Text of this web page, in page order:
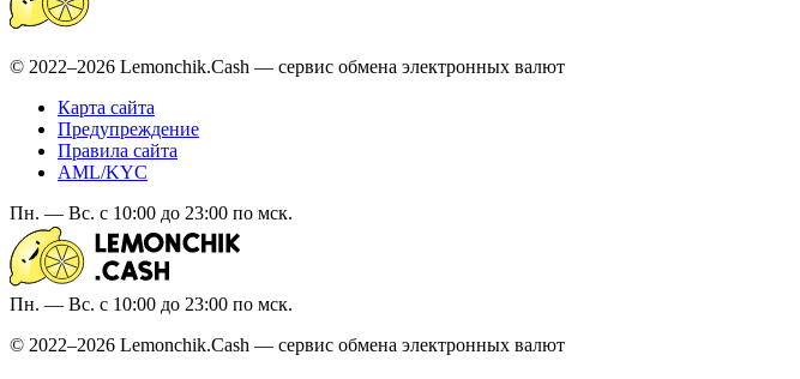
© 2022–2026 Lemonchik.Cash — сервис обмена электронных валют
Карта сайта
Предупреждение
Правила сайта
AML/KYC
Пн. — Вс. с 10:00 до 23:00 по мск.
Пн. — Вс. с 10:00 до 23:00 по мск.
© 2022–2026 Lemonchik.Cash — сервис обмена электронных валют